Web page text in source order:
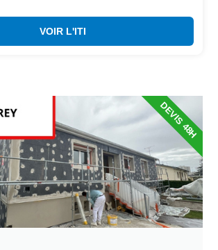
VOIR L'ITI
DEVIS 48H